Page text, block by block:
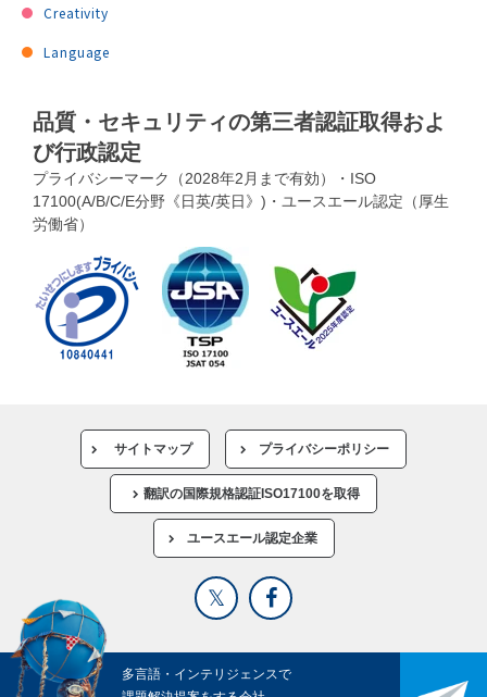
Creativity
Language
品質・セキュリティの第三者認証取得およ
び行政認定
プライバシーマーク（2028年2月まで有効）・ISO
17100(A/B/C/E分野《日英/英日》)・ユースエール認定（厚生
労働省）
サイトマップ プライバシーポリシー
翻訳の国際規格認証ISO17100を取得
ユースエール認定企業
多言語・インテリジェンスで